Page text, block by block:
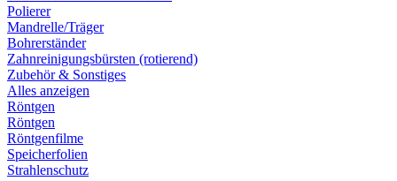
Polierer
Mandrelle/Träger
Bohrerständer
Zahnreinigungsbürsten (rotierend)
Zubehör & Sonstiges
Alles anzeigen
Röntgen
Röntgen
Röntgenfilme
Speicherfolien
Strahlenschutz